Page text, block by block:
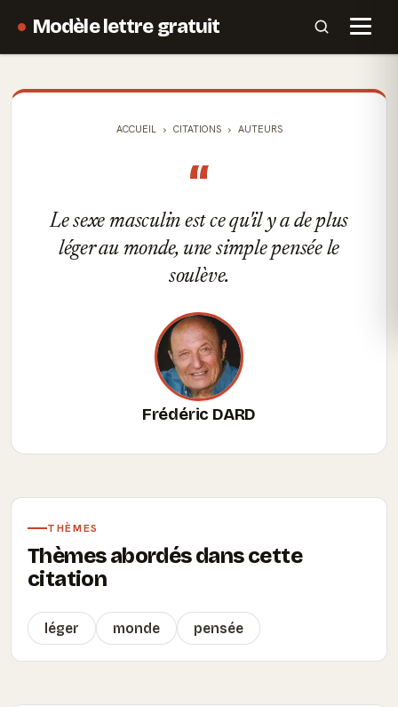
Modèle lettre gratuit
ACCUEIL CITATIONS AUTEURS
“
Le sexe masculin est ce qu'il y a de plus
léger au monde, une simple pensée le
soulève.
Frédéric DARD
THÈMES
Thèmes abordés dans cette
citation
léger monde pensée